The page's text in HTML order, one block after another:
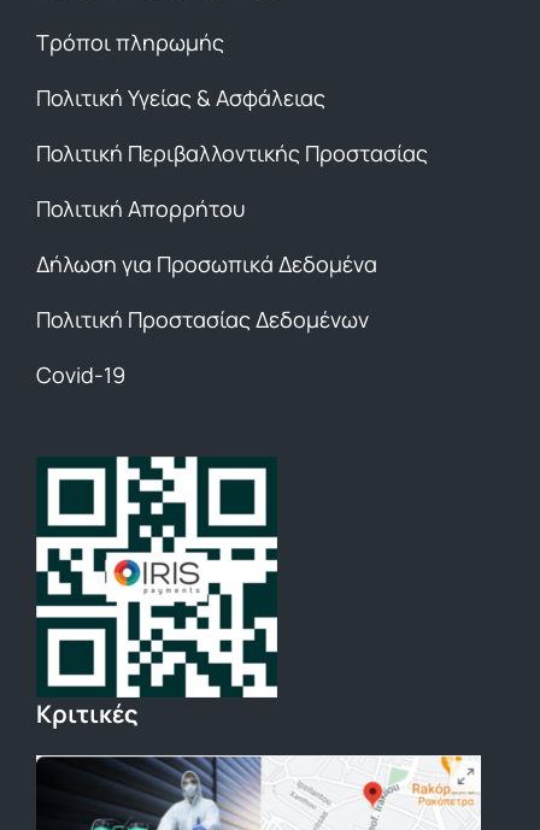
Τρόποι πληρωμής
Πολιτική Υγείας & Ασφάλειας
Πολιτική Περιβαλλοντικής Προστασίας
Πολιτική Απορρήτου
Δήλωση για Προσωπικά Δεδομένα
Πολιτική Προστασίας Δεδομένων
Covid-19
Κριτικές